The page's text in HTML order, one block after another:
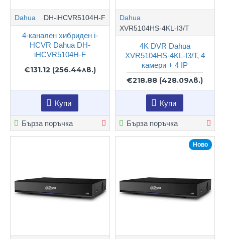
Dahua DH-iHCVR5104H-F
4-канален хибриден i-
HCVR Dahua DH-
iHCVR5104H-F
€131.12 (256.44лв.)
Купи
Бърза поръчка
Dahua
XVR5104HS-4KL-I3/T
4K DVR Dahua
XVR5104HS-4KL-I3/T, 4
камери + 4 IP
€218.88 (428.09лв.)
Купи
Бърза поръчка
Ново